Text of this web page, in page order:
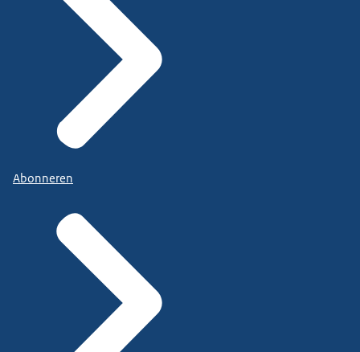
Abonneren